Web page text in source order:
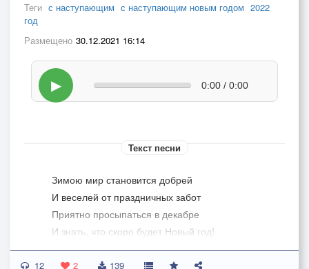
Теги с наступающим с наступающим новым годом 2022
год
Размещено 30.12.2021 16:14
▶ 0:00 / 0:00
Текст песни
Зимою мир становится добрей
И веселей от праздничных забот
Приятно просыпаться в декабре
И знать, что скоро будет Новый год!
Украшенная елка и огни,
12 2 139